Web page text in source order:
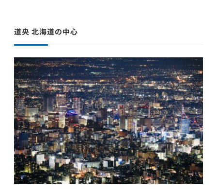
道央 北海道の中心